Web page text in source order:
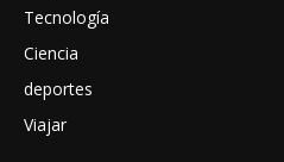
Tecnología
Ciencia
deportes
Viajar